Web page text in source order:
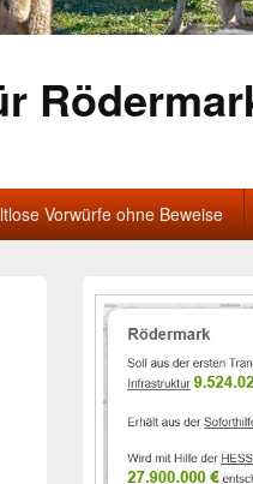
Vorwürfe ohne Beweise
Seitenleisten-
Widgetbereich